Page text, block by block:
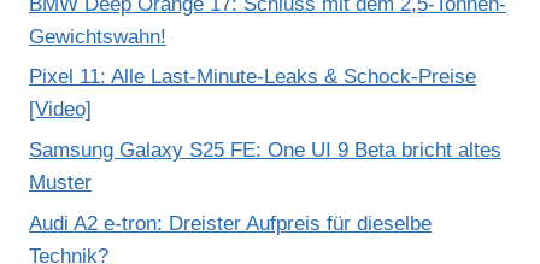
Gewichtswahn!
Pixel 11: Alle Last-Minute-Leaks & Schock-Preise
[Video]
Samsung Galaxy S25 FE: One UI 9 Beta bricht altes
Muster
Audi A2 e-tron: Dreister Aufpreis für dieselbe
Technik?